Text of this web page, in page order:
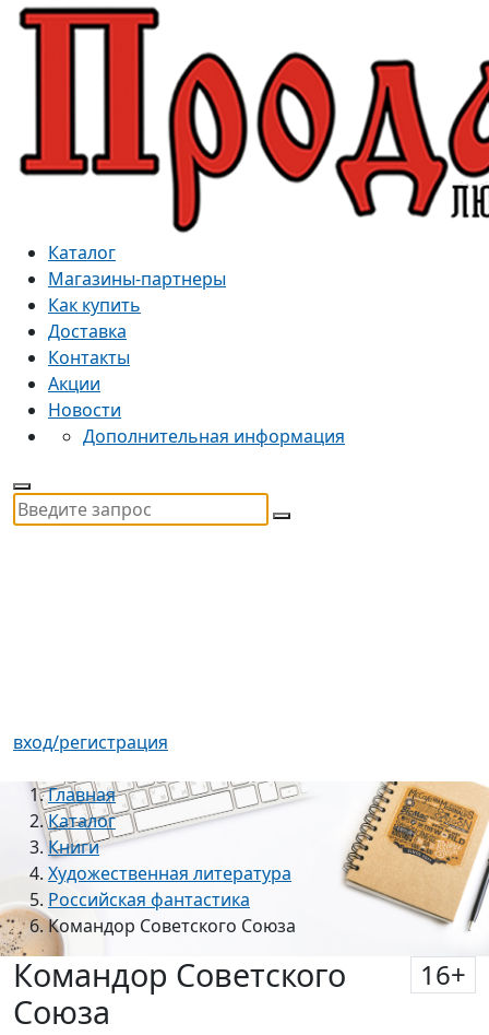
Каталог
Магазины-партнеры
Как купить
Доставка
Контакты
Акции
Новости
Дополнительная информация
вход/регистрация
Главная
Каталог
Книги
Художественная литература
Российская фантастика
Командор Советского Союза
Командор Советского
Союза
16+